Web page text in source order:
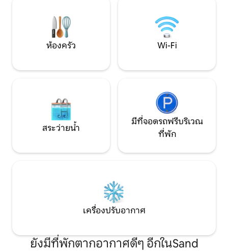
เลย์
ห้องครัว Wi-Fi
สระว่ายน้ำ
มีที่จอดรถฟรีบริเวณ
ที่พัก
เครื่องปรับอากาศ
ยังมีที่พักตากอากาศดีๆ อีกในSand